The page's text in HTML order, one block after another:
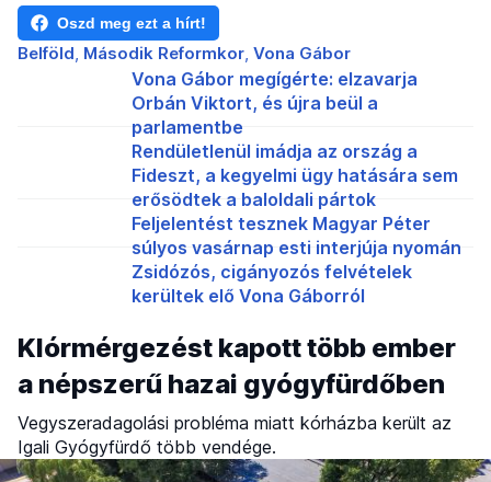
Oszd meg ezt a hírt!
Belföld Második Reformkor Vona Gábor
Vona Gábor megígérte: elzavarja
Orbán Viktort, és újra beül a
parlamentbe
Rendületlenül imádja az ország a
Fideszt, a kegyelmi ügy hatására sem
erősödtek a baloldali pártok
Feljelentést tesznek Magyar Péter
súlyos vasárnap esti interjúja nyomán
Zsidózós, cigányozós felvételek
kerültek elő Vona Gáborról
Klórmérgezést kapott több ember
a népszerű hazai gyógyfürdőben
Vegyszeradagolási probléma miatt kórházba került az
Igali Gyógyfürdő több vendége.